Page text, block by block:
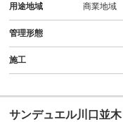
用途地域 商業地域
管理形態
施工
サンデュエル川口並